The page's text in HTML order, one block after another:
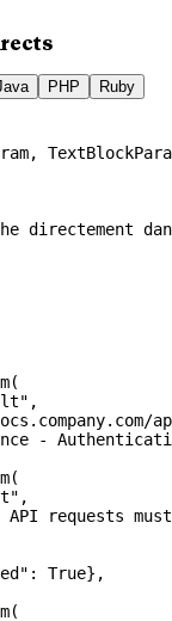
PHP Ruby
directement
,
-
,
requests
: True},